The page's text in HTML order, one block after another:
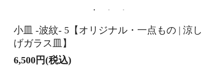
小皿 -波紋- 5【オリジナル・一点もの | 涼し
げガラス皿】
6,500円(税込)